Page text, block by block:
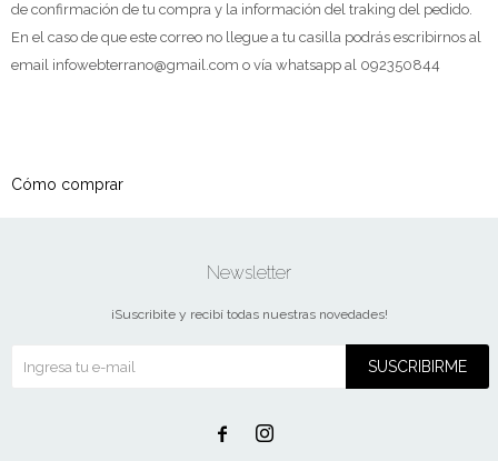
de confirmación de tu compra y la información del traking del pedido.
En el caso de que este correo no llegue a tu casilla podrás escribirnos al
email infowebterrano@gmail.com o vía whatsapp al 092350844
Cómo comprar
Newsletter
¡Suscribite y recibí todas nuestras novedades!
SUSCRIBIRME
 